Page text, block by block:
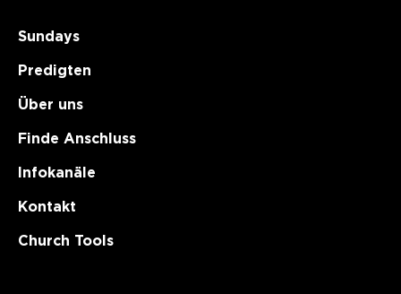
Sundays
Predigten
Über uns
Finde Anschluss
Infokanäle
Kontakt
Church Tools